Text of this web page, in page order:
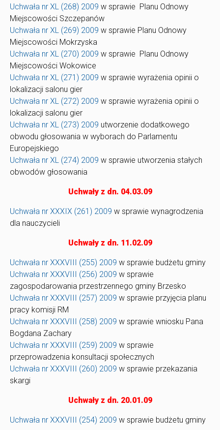
Uchwała nr XL (268) 2009 w sprawie Planu Odnowy
Miejscowości Szczepanów
Uchwała nr XL (269) 2009 w sprawie Planu Odnowy
Miejscowości Mokrzyska
Uchwała nr XL (270) 2009 w sprawie Planu Odnowy
Miejscowości Wokowice
Uchwała nr XL (271) 2009 w sprawie wyrażenia opinii o
lokalizacji salonu gier
Uchwała nr XL (272) 2009 w sprawie wyrażenia opinii o
lokalizacji salonu gier
Uchwała nr XL (273) 2009 utworzenie dodatkowego
obwodu głosowania w wyborach do Parlamentu
Europejskiego
Uchwała nr XL (274) 2009 w sprawie utworzenia stałych
obwodów głosowania
Uchwały z dn. 04.03.09
Uchwała nr XXXIX (261) 2009 w sprawie wynagrodzenia
dla nauczycieli
Uchwały z dn. 11.02.09
Uchwała nr XXXVIII (255) 2009 w sprawie budżetu gminy
Uchwała nr XXXVIII (256) 2009 w sprawie
zagospodarowania przestrzennego gminy Brzesko
Uchwała nr XXXVIII (257) 2009 w sprawie przyjęcia planu
pracy komisji RM
Uchwała nr XXXVIII (258) 2009 w sprawie wniosku Pana
Bogdana Zachary
Uchwała nr XXXVIII (259) 2009 w sprawie
przeprowadzenia konsultacji społecznych
Uchwała nr XXXVIII (260) 2009 w sprawie przekazania
skargi
Uchwały z dn. 20.01.09
Uchwała nr XXXVIII (254) 2009 w sprawie budżetu gminy